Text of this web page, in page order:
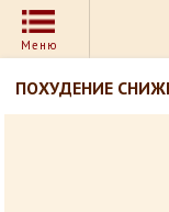
Меню
ПОХУДЕНИЕ